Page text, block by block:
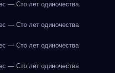
— Сто лет одиночества
— Сто лет одиночества
— Сто лет одиночества
— Сто лет одиночества